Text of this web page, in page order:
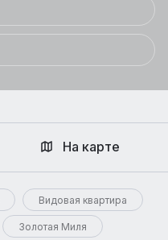
Видовая квартира
Золотая Миля
На карте